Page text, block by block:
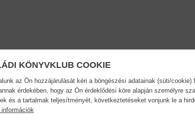
KÖNYVKLUB COOKIE
az Ön hozzájárulását kéri a böngészési adatainak (süti/
érdekében, hogy az Ön érdeklődési köre alapján személyre
és a tartalmak teljesítményét, következtetéseket vonjunk le a
információk